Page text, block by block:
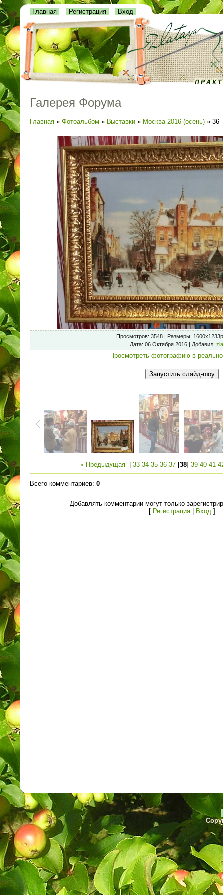
Главная Регистрация Вход
Галерея Форума
Главная » Фотоальбом » Выставки » Москва 2016 (осень) » 36
Просмотров: 3548 | Размеры:
Дата: 06 Октября 2016 | Добавил:
Просмотреть фотографию в
« Предыдущая 33 34 35 36 37 [38] 39 40 41
Всего комментариев: 0
Добавлять комментарии могут только
[ Регистрация| Вход ]